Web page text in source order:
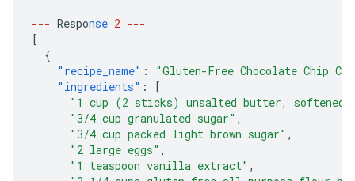
--- Response 2 ---
[
{
"recipe_name" :
"Gluten-Free Chocolate Chip
"ingredients" :
[
"1 cup (2 sticks) unsalted butter, softened"
"3/4 cup granulated sugar" ,
"3/4 cup packed light brown sugar" ,
"2 large eggs" ,
"1 teaspoon vanilla extract" ,